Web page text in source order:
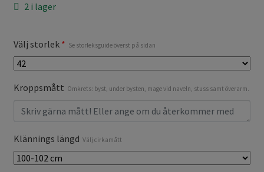
2 i lager
Välj storlek* Se storleksguide överst på sidan
Kroppsmått Omkrets: byst, under bysten, mage vid naveln, stuss samt överarm.
Klännings längd Välj cirkamått